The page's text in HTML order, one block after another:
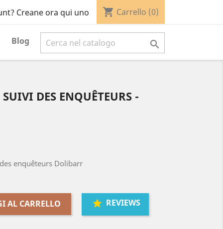
Creane ora qui uno shopping_cart Carrello (0)
Blog 
DES ENQUÊTEURS -
enquêteurs Dolibarr
AL CARRELLO REVIEWS